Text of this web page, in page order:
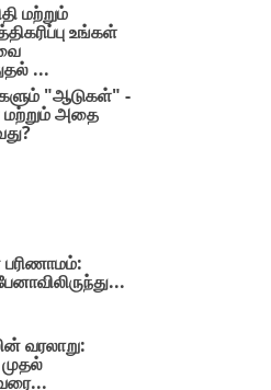
மற்றும்
உங்கள்
...
"ஆடுகள்" -
அதை
பரிணாமம்:
வரலாறு:
முதல்